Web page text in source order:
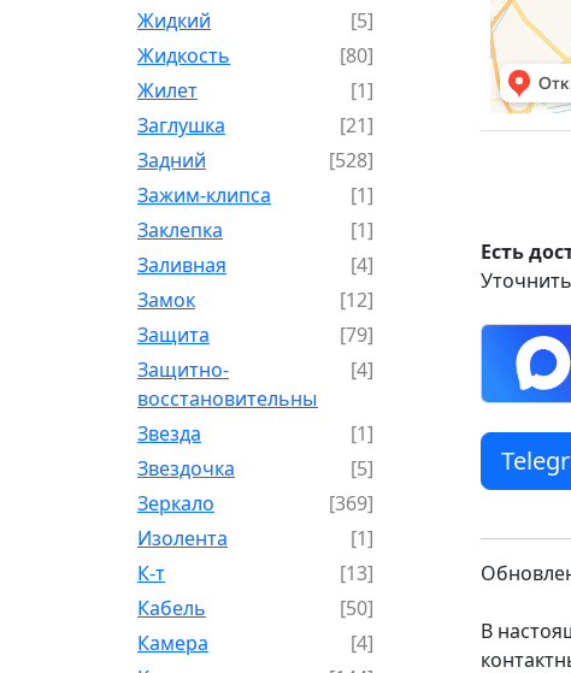
Жидкий
[5]
Жидкость
[80]
Жилет
[1]
Заглушка
[21]
Задний
[528]
Зажим-клипса
[1]
Заклепка
[1]
Заливная
[4]
Замок
[12]
Защита
[79]
Защитно-
восстановительный
[4]
Звезда
[1]
Звездочка
[5]
Зеркало
[369]
Изолента
[1]
К-т
[13]
Кабель
[50]
Камера
[4]
Есть
В